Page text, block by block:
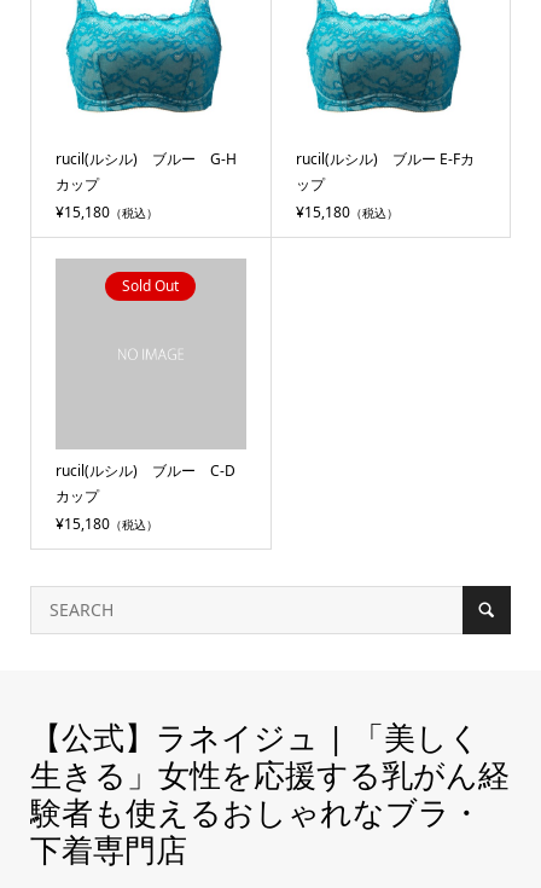
rucil(ルシル) ブルー G-H
カップ
¥15,180（税込）
rucil(ルシル) ブルー E-Fカ
ップ
¥15,180（税込）
Sold Out
rucil(ルシル) ブルー C-D
カップ
¥15,180（税込）
【公式】ラネイジュ | 「美しく
生きる」女性を応援する乳がん経
験者も使えるおしゃれなブラ・
下着専門店